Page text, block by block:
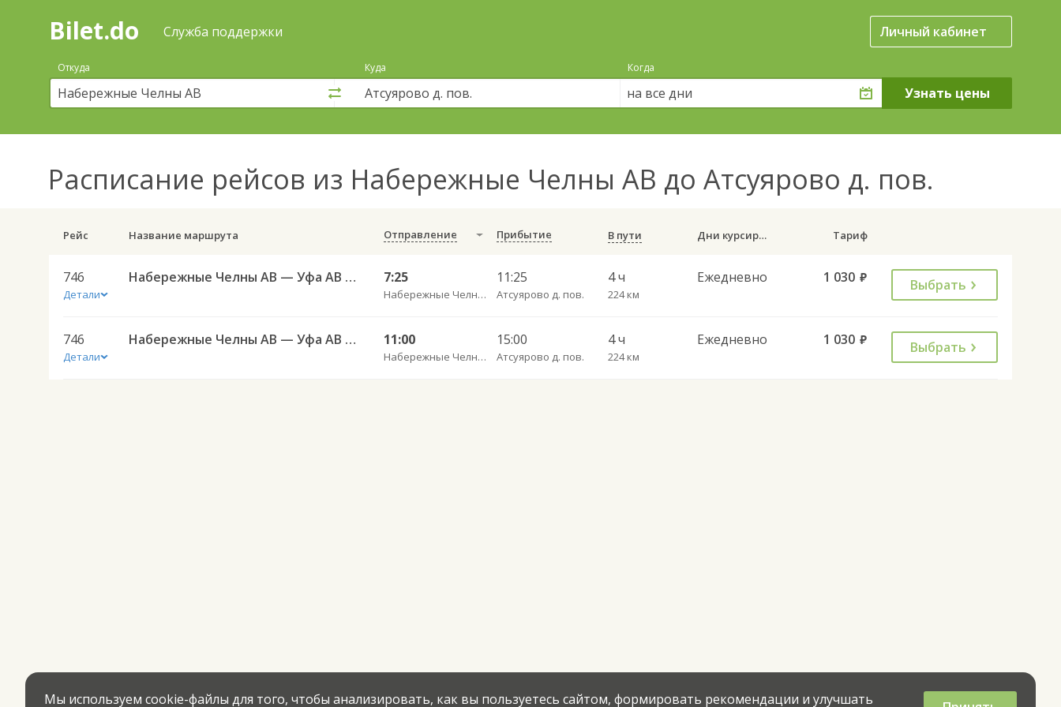
Поиск
покупка
билетов
автобус
онлайн
Bilet.do Служба поддержки Личный кабинет
Откуда Куда Когда
на все дни
Расписание рейсов из Набережные Челны АВ до Атсуярово д. пов.
Рейс Название маршрута Отправление Прибытие В пути Дни курсирования Тариф
746
Детали
Набережные Челны АВ — Уфа АВ Южный 746 7:25
Набережные Челны АВ
11:25
Атсуярово д. пов.
4 ч
224 км
Ежедневно 1 030 руб. Выбрать
746
Детали
Набережные Челны АВ — Уфа АВ Южный 746 11:00
Набережные Челны АВ
15:00
Атсуярово д. пов.
4 ч
224 км
Ежедневно 1 030 руб. Выбрать
Мы используем cookie-файлы для того, чтобы анализировать, как вы пользуетесь сайтом, формировать рекомендации и улучшать